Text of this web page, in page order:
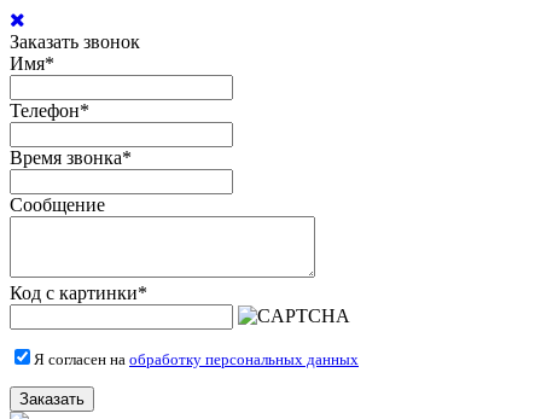
Заказать звонок
Имя*
Телефон*
Время звонка*
Сообщение
Код с картинки*
Я согласен на обработку персональных данных
Заказать